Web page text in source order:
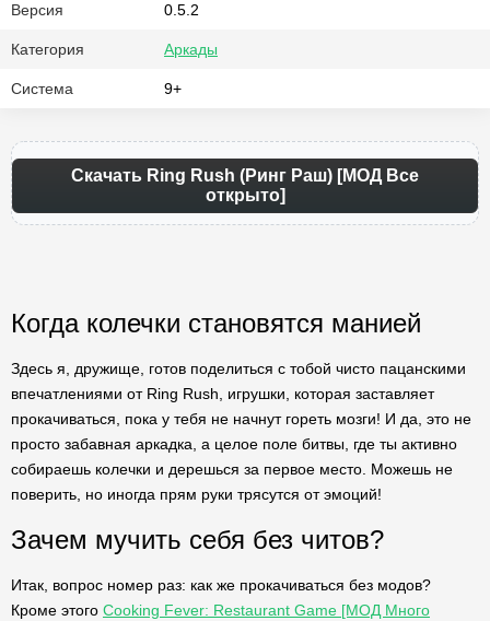
Версия 0.5.2
Категория Аркады
Система 9+
Скачать Ring Rush (Ринг Раш) [МОД Все
открыто]
Когда колечки становятся манией
Здесь я, дружище, готов поделиться с тобой чисто пацанскими
впечатлениями от Ring Rush, игрушки, которая заставляет
прокачиваться, пока у тебя не начнут гореть мозги! И да, это не
просто забавная аркадка, а целое поле битвы, где ты активно
собираешь колечки и дерешься за первое место. Можешь не
поверить, но иногда прям руки трясутся от эмоций!
Зачем мучить себя без читов?
Итак, вопрос номер раз: как же прокачиваться без модов?
Кроме этого Cooking Fever: Restaurant Game [МОД Много